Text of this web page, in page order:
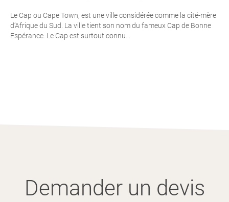
Le Cap ou Cape Town, est une ville considérée comme la cité-mère
d’Afrique du Sud. La ville tient son nom du fameux Cap de Bonne
Espérance. Le Cap est surtout connu...
Demander un devis